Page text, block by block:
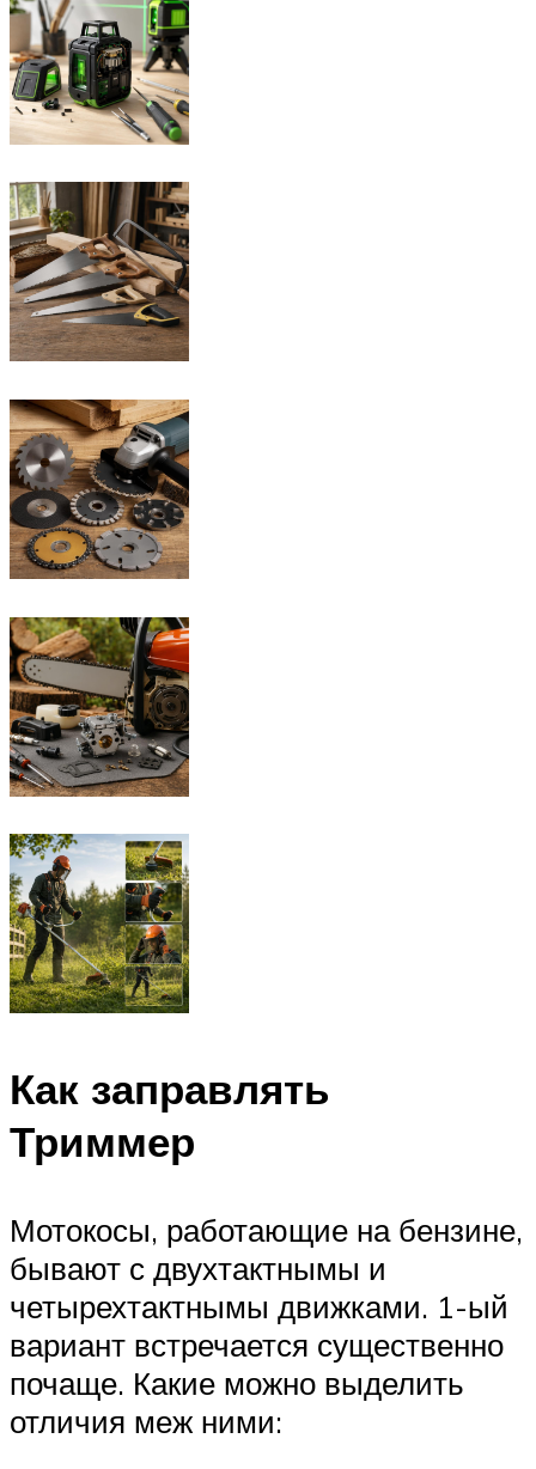
Как заправлять
Триммер
Мотокосы, работающие на бензине,
бывают с двухтактнымы и
четырехтактнымы движками. 1-ый
вариант встречается существенно
почаще. Какие можно выделить
отличия меж ними: